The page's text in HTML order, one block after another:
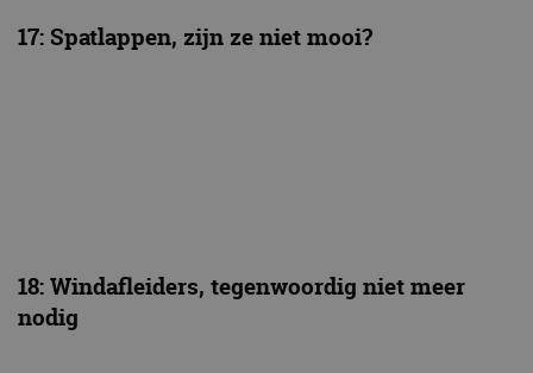
17: Spatlappen, zijn ze niet mooi?
18: Windafleiders, tegenwoordig niet meer
nodig